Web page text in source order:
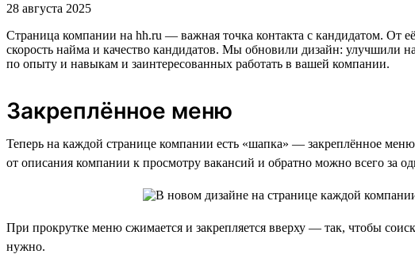
28 августа 2025
Страница компании на hh.ru — важная точка контакта с кандидатом. От
скорость найма и качество кандидатов. Мы обновили дизайн: улучшили
по опыту и навыкам и заинтересованных работать в вашей компании.
Закреплённое меню
Теперь на каждой странице компании есть «шапка» — закреплённое
от описания компании к просмотру вакансий и обратно можно всего за
При прокрутке меню сжимается и закрепляется вверху — так, чтобы
нужно.